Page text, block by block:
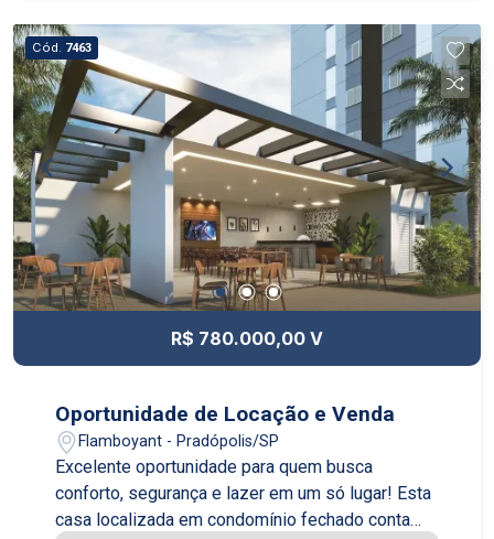
Cód. 7463
R$ 780.000,00 V
Oportunidade de Locação e Venda
Flamboyant - Pradópolis/SP
Excelente oportunidade para quem busca
conforto, segurança e lazer em um só lugar! Esta
casa localizada em condomínio fechado conta